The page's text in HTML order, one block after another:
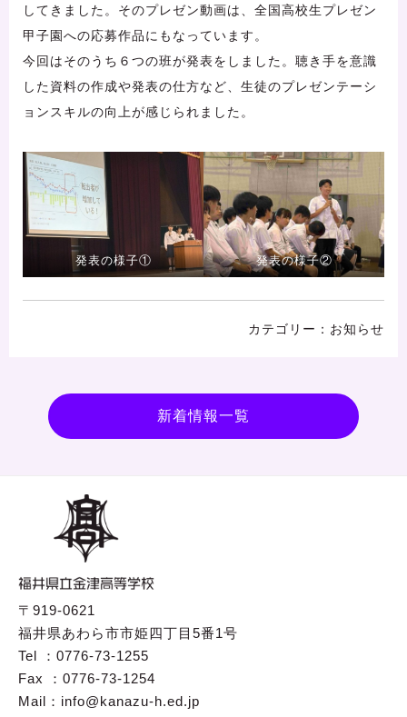
してきました。そのプレゼン動画は、全国高校生プレゼン
甲子園への応募作品にもなっています。
今回はそのうち６つの班が発表をしました。聴き手を意識
した資料の作成や発表の仕方など、生徒のプレゼンテーシ
ョンスキルの向上が感じられました。
発表の様子① 発表の様子②
お知らせ
新着情報一覧
〒919-0621
福井県あわら市市姫四丁目5番1号
Tel ：0776-73-1255
Fax ：0776-73-1254
Mail：info@kanazu-h.ed.jp